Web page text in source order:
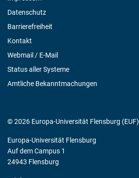
Datenschutz
Barrierefreiheit
Kontakt
Webmail / E-Mail
Status aller Systeme
Amtliche Bekanntmachungen
© 2026 Europa-Universität Flensburg (EUF)
Europa-Universität Flensburg
Auf dem Campus 1
24943 Flensburg